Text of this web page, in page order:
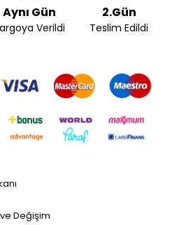
Aynı Gün
Verildi
2.Gün
Teslim Edildi
Değişim